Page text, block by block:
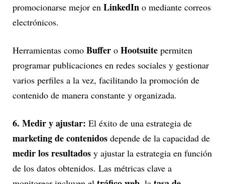
promocionarse mejor en LinkedIn o mediante correos
electrónicos.
Herramientas como Buffer o Hootsuite permiten
programar publicaciones en redes sociales y gestionar
varios perfiles a la vez, facilitando la promoción de
contenido de manera constante y organizada.
6. Medir y ajustar: El éxito de una estrategia de
marketing de contenidos depende de la capacidad de
medir los resultados y ajustar la estrategia en función
de los datos obtenidos. Las métricas clave a